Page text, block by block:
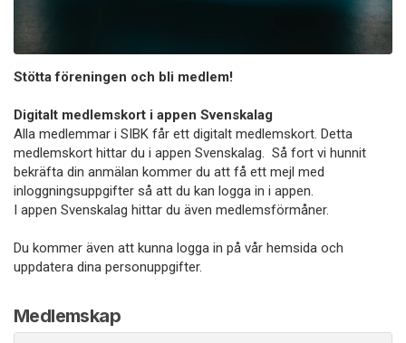
Stötta föreningen och bli medlem!
Digitalt medlemskort i appen Svenskalag
Alla medlemmar i SIBK får ett digitalt medlemskort. Detta
medlemskort hittar du i appen Svenskalag. Så fort vi hunnit
bekräfta din anmälan kommer du att få ett mejl med
inloggningsuppgifter så att du kan logga in i appen.
I appen Svenskalag hittar du även medlemsförmåner.
Du kommer även att kunna logga in på vår hemsida och
uppdatera dina personuppgifter.
Medlemskap